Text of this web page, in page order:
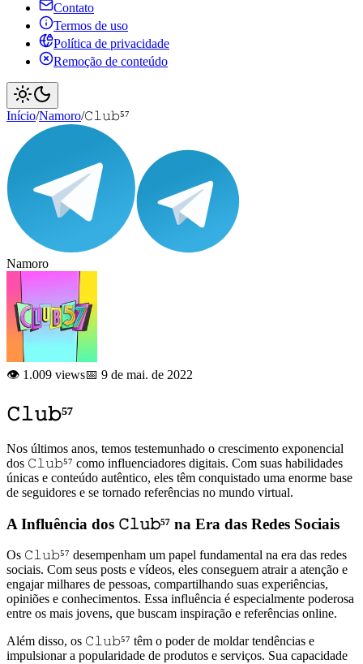
Contato
Termos de uso
Política de privacidade
Remoção de conteúdo
Início/Namoro/𝙲𝚕𝚞𝚋⁵⁷
Namoro
👁️ 1.009 views📅 9 de mai. de 2022
𝙲𝚕𝚞𝚋⁵⁷
Nos últimos anos, temos testemunhado o crescimento exponencial
dos 𝙲𝚕𝚞𝚋⁵⁷ como influenciadores digitais. Com suas habilidades
únicas e conteúdo autêntico, eles têm conquistado uma enorme base
de seguidores e se tornado referências no mundo virtual.
A Influência dos 𝙲𝚕𝚞𝚋⁵⁷ na Era das Redes Sociais
Os 𝙲𝚕𝚞𝚋⁵⁷ desempenham um papel fundamental na era das redes
sociais. Com seus posts e vídeos, eles conseguem atrair a atenção e
engajar milhares de pessoas, compartilhando suas experiências,
opiniões e conhecimentos. Essa influência é especialmente poderosa
entre os mais jovens, que buscam inspiração e referências online.
Além disso, os 𝙲𝚕𝚞𝚋⁵⁷ têm o poder de moldar tendências e
impulsionar a popularidade de produtos e serviços. Sua capacidade